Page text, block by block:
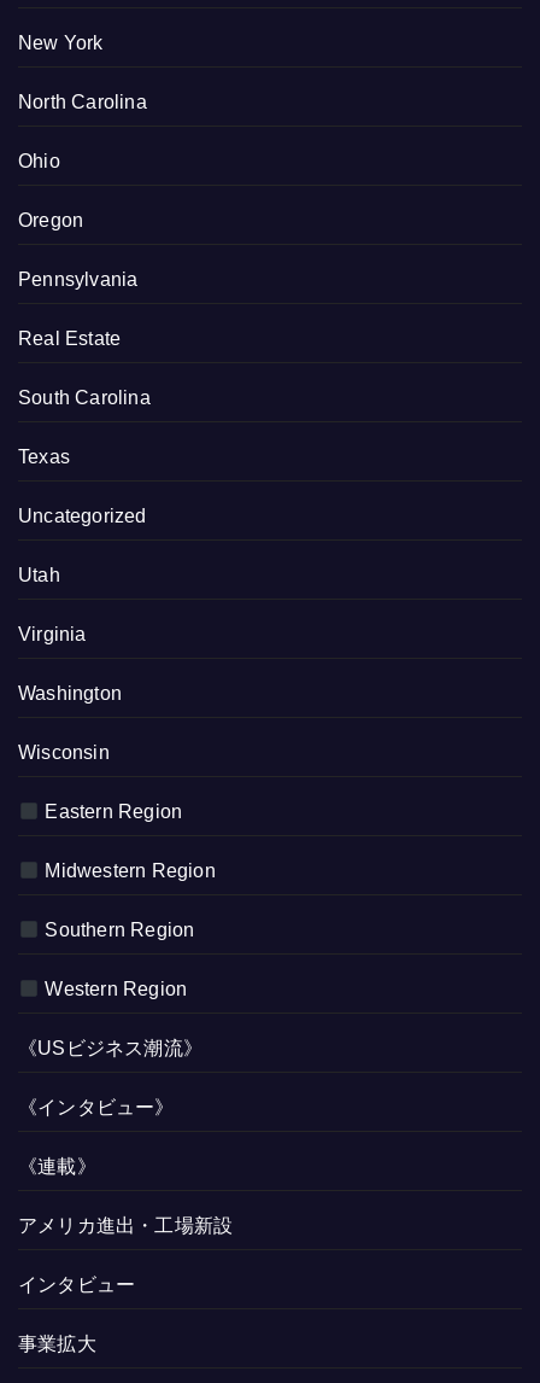
New York
North Carolina
Ohio
Oregon
Pennsylvania
Real Estate
South Carolina
Texas
Uncategorized
Utah
Virginia
Washington
Wisconsin
Eastern Region
Midwestern Region
Southern Region
Western Region
《USビジネス潮流》
《インタビュー》
《連載》
アメリカ進出・工場新設
インタビュー
事業拡大